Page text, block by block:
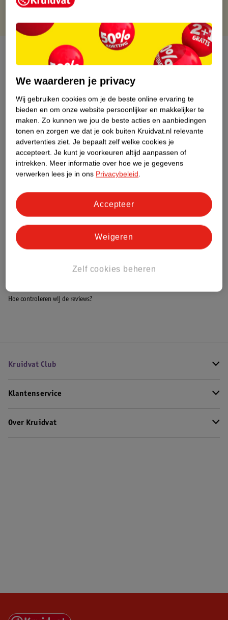
Over dit product
Productinformatie
Etiketinformatie
Nature Impact Score
Dit product heeft (nog) geen Nature
Impact Score.
Meer informatie
Bestel & Bezorginformatie
Bekijk ook
Alle Instax printers
Hoe controleren wij de reviews?
Kruidvat Club
Klantenservice
Over Kruidvat
We waarderen je privacy
Wij gebruiken cookies om je de beste online ervaring te
bieden en om onze website persoonlijker en makkelijker te
maken. Zo kunnen we jou de beste acties en aanbiedingen
tonen en zorgen we dat je ook buiten Kruidvat.nl relevante
advertenties ziet. Je bepaalt zelf welke cookies je
accepteert. Je kunt je voorkeuren altijd aanpassen of
intrekken. Meer informatie over hoe we je gegevens
verwerken lees je in ons Privacybeleid.
Zelf cookies beheren
Weigeren
Accepteer